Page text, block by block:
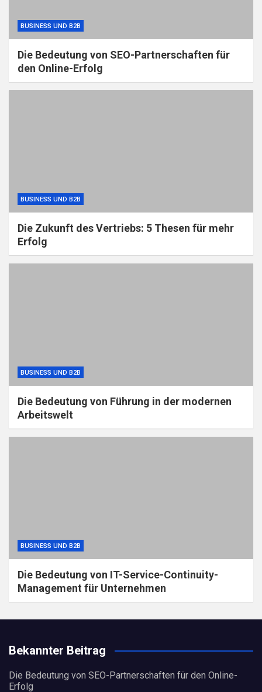
BUSINESS UND B2B
Die Bedeutung von SEO-Partnerschaften für
den Online-Erfolg
BUSINESS UND B2B
Die Zukunft des Vertriebs: 5 Thesen für mehr
Erfolg
BUSINESS UND B2B
Die Bedeutung von Führung in der modernen
Arbeitswelt
BUSINESS UND B2B
Die Bedeutung von IT-Service-Continuity-
Management für Unternehmen
Bekannter Beitrag
Die Bedeutung von SEO-Partnerschaften für den Online-
Erfolg